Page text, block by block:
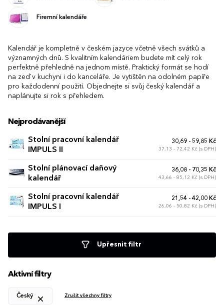
Firemní kalendáře
Kalendář je kompletně v českém jazyce včetně všech svátků a
významných dnů. S kvalitním kalendáriem budete mít celý rok
perfektně přehledně na jednom místě. Praktický formát se hodí
na zeď v kuchyni i do kanceláře. Je vytištěn na odolném papíře
pro každodenní použití. Objednejte si svůj český kalendář a
naplánujte si rok s přehledem.
Nejprodávanější
Stolní pracovní kalendář
IMPULS II
30,69 - 59,85 Kč
37,13 - 72,42 Kč (s DPH)
Stolní plánovací daňový
kalendář
36,08 - 70,35 Kč
43,66 - 85,12 Kč (s DPH)
Stolní pracovní kalendář
IMPULS I
21,54 - 42,00 Kč
26,06 - 50,82 Kč (s DPH)
Upřesnit filtr
Aktivní filtry
Český Zrušit všechny filtry